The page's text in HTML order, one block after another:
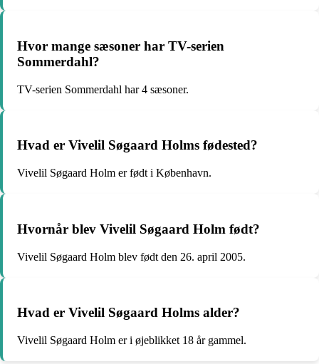
Hvor mange sæsoner har TV-serien
Sommerdahl?
TV-serien Sommerdahl har 4 sæsoner.
Hvad er Vivelil Søgaard Holms fødested?
Vivelil Søgaard Holm er født i København.
Hvornår blev Vivelil Søgaard Holm født?
Vivelil Søgaard Holm blev født den 26. april 2005.
Hvad er Vivelil Søgaard Holms alder?
Vivelil Søgaard Holm er i øjeblikket 18 år gammel.